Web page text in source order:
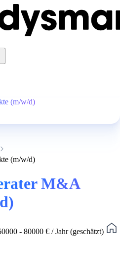
(m/w/d)
(m/w/d)
M&A
- 80000 € / Jahr (geschätzt)